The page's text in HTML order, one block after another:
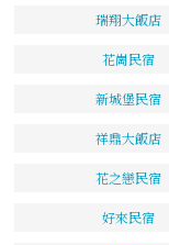
瑞翔大飯店
花崗民宿
新城堡民宿
祥鼎大飯店
花之戀民宿
好來民宿